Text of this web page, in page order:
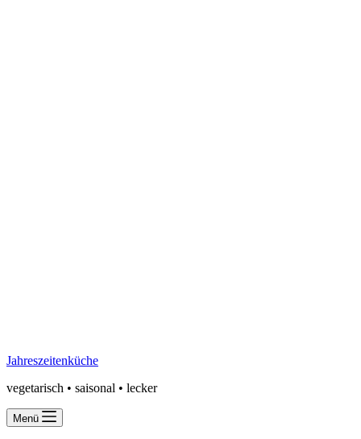
Jahreszeitenküche
vegetarisch • saisonal • lecker
Menü